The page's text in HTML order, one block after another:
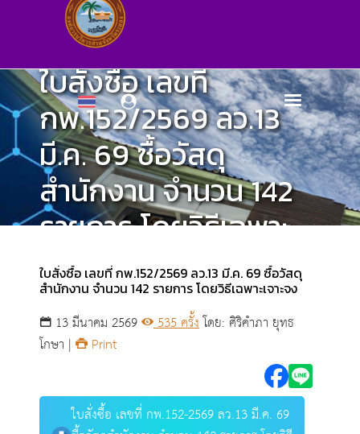
ใบสั่งซื้อ เลขที่
กพ.152/2569 ลว.13
มี.ค. 69 ซื้อวัสดุ
สำนักงาน จำนวน 142
รายการ โดยวิธีเฉพาะ
เจาะจง
ใบสั่งซื้อ เลขที่ กพ.152/2569 ลว.13 มี.ค. 69 ซื้อวัสดุ
สำนักงาน จำนวน 142 รายการ โดยวิธีเฉพาะเจาะจง
13 มีนาคม 2569 535 ครั้งโดย: ศิริคำภา ยุทธ
โกษา |
Print
ใบสั่งซื้อ เลขที่ กพ.152-2569 ลว.13 มี.ค. 69